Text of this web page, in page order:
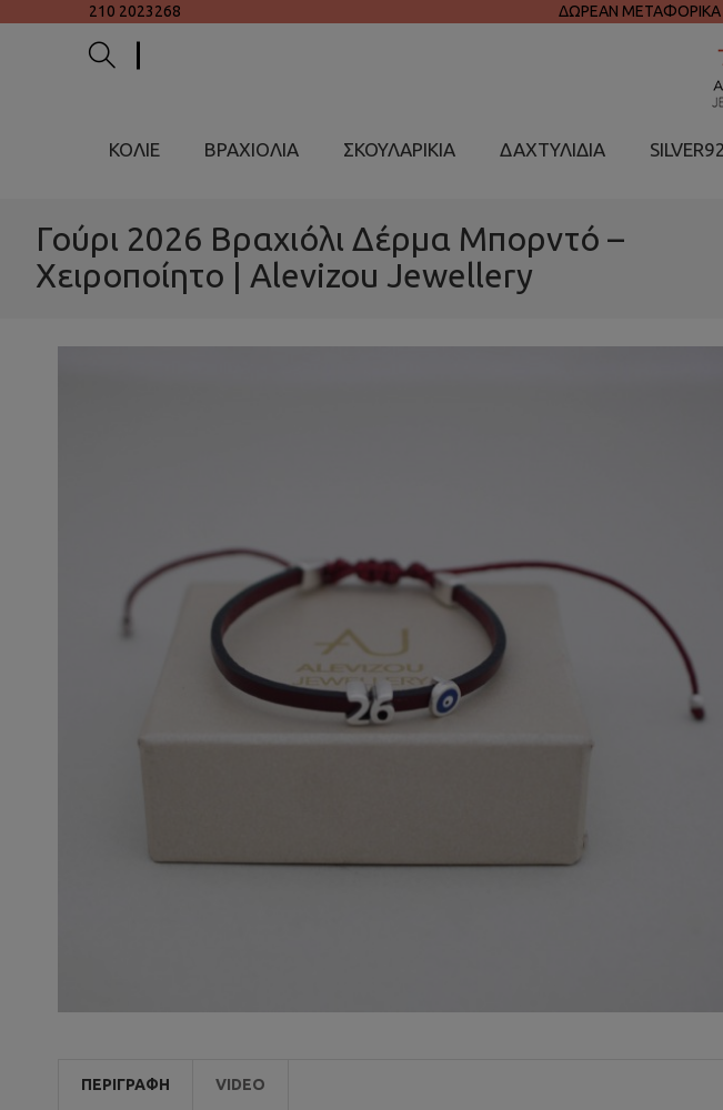
210 2023268 ΔΩΡΕΑΝ ΜΕΤΑΦΟΡΙΚΑ
ΚΟΛΙΕ ΒΡΑΧΙΟΛΙΑ ΣΚΟΥΛΑΡΙΚΙΑ ΔΑΧΤΥΛΙΔΙΑ
Γούρι 2026 Βραχιόλι Δέρμα Μπορντό –
Χειροποίητο | Alevizou Jewellery
ΠΕΡΙΓΡΑΦΉ VIDEO